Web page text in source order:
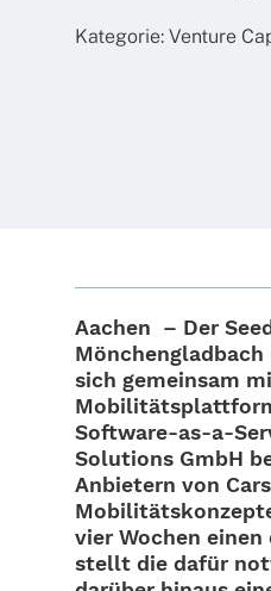
Kate­go­rie: Venture
Aachen – Der
Mönchen­glad­bach
sich gemein­sam
Soft­­ware-as-a-
Solu­ti­ons GmbH
Anbie­tern von
vier Wochen
stellt die dafür